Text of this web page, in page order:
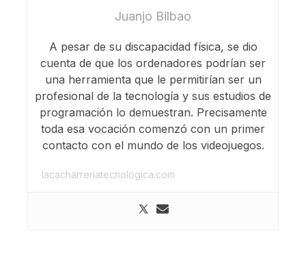
Juanjo Bilbao
A pesar de su discapacidad física, se dio
cuenta de que los ordenadores podrían ser
una herramienta que le permitirían ser un
profesional de la tecnología y sus estudios de
programación lo demuestran. Precisamente
toda esa vocación comenzó con un primer
contacto con el mundo de los videojuegos.
lacacharreriatecnologica.com